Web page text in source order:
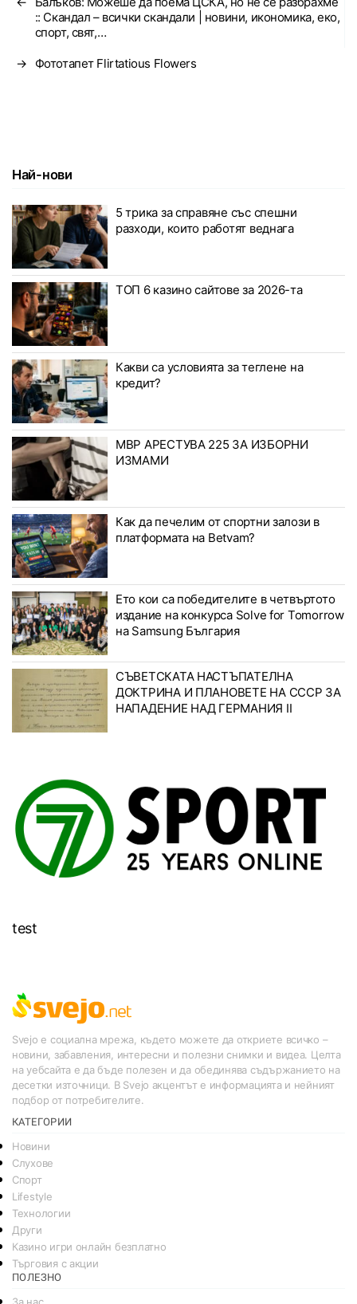
:: Скандал – всички скандали | новини, икономика, еко,
спорт, свят,…
→ Фототапет Flirtatious Flowers
Най-нови
5 трика за справяне със спешни
разходи, които работят веднага
ТОП 6 казино сайтове за 2026-та
Какви са условията за теглене на
кредит?
МВР АРЕСТУВА 225 ЗА ИЗБОРНИ
ИЗМАМИ
Как да печелим от спортни залози в
платформата на Betvam?
Ето кои са победителите в четвъртото
издание на конкурса Solve for Tomorrow
на Samsung България
СЪВЕТСКАТА НАСТЪПАТЕЛНА
ДОКТРИНА И ПЛАНОВЕТЕ НА СССР ЗА
НАПАДЕНИЕ НАД ГЕРМАНИЯ II
test
Svejo е социална мрежа, където можете да откриете всичко –
новини, забавления, интересни и полезни снимки и видеа. Целта
на уебсайта е да бъде полезен и да обединява съдържанието на
десетки източници. В Svejo акцентът е информацията и нейният
подбор от потребителите.
КАТЕГОРИИ
Новини
Слухове
Спорт
Lifestyle
Технологии
Други
Казино игри онлайн безплатно
Търговия с акции
ПОЛЕЗНО